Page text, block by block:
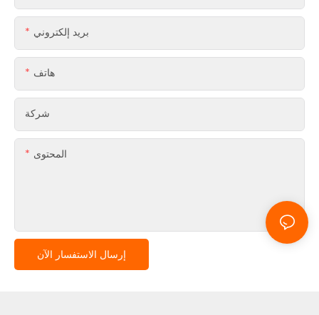
بريد إلكتروني
هاتف
شركة
المحتوى
إرسال الاستفسار الآن